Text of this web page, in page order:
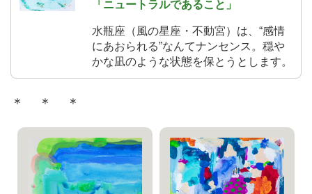
「ニュートラルであること」
水瓶座（風の星座・不動宮）は、“感情
にあおられる”なんてナンセンス。穏や
かな凪のような状態を保とうとします。
＊ ＊ ＊